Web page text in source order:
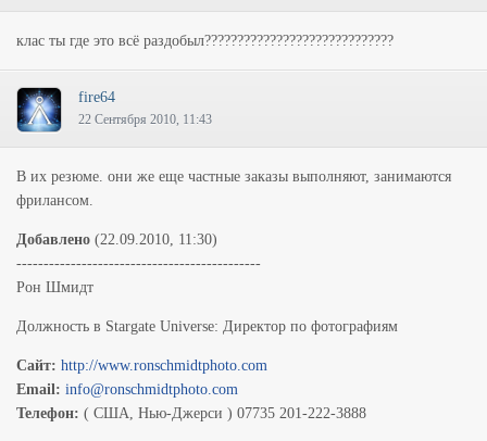
клас ты где это всё раздобыл?????????????????????????????
fire64
22 Сентября 2010, 11:43
В их резюме. они же еще частные заказы выполняют, занимаются
фрилансом.
Добавлено (22.09.2010, 11:30)
---------------------------------------------
Рон Шмидт
Должность в Stargate Universe: Директор по фотографиям
Cайт: http://www.ronschmidtphoto.com
Email: info@ronschmidtphoto.com
Телефон: ( США, Нью-Джерси ) 07735 201-222-3888